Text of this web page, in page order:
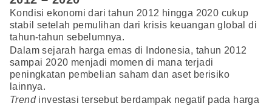
Kondisi ekonomi dari tahun 2012 hingga 2020 cukup
stabil setelah pemulihan dari krisis keuangan global di
tahun-tahun sebelumnya.
Dalam sejarah harga emas di Indonesia, tahun 2012
sampai 2020 menjadi momen di mana terjadi
peningkatan pembelian saham dan aset berisiko
lainnya.
Trendinvestasi tersebut berdampak negatif pada harga